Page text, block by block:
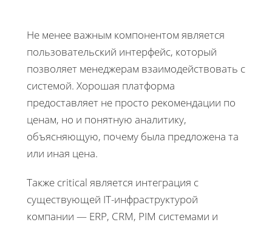
Не менее важным компонентом является
пользовательский интерфейс, который
позволяет менеджерам взаимодействовать с
системой. Хорошая платформа
предоставляет не просто рекомендации по
ценам, но и понятную аналитику,
объясняющую, почему была предложена та
или иная цена.
Также critical является интеграция с
существующей IT-инфраструктурой
компании — ERP, CRM, PIM системами и